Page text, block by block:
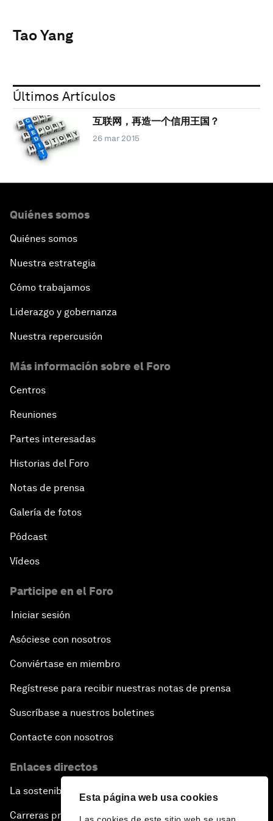
Esta página web usa cookies
Tao Yang
Últimos Artículos
互联网，再造一个信用王国？
26 mar 2015
Quiénes somos
Quiénes somos
Nuestra estrategia
Cómo trabajamos
Liderazgo y gobernanza
Nuestra repercusión
Más información sobre el Foro
Centros
Reuniones
Partes interesadas
Historias del Foro
Notas de prensa
Galería de fotos
Pódcast
Vídeos
Participe en el Foro
Iniciar sesión
Asóciese con nosotros
Conviértase en miembro
Regístrese para recibir nuestras notas de prensa
Suscríbase a nuestros boletines
Contacte con nosotros
Enlaces directos
La sostenibilidad en el Foro
Carreras profesionales